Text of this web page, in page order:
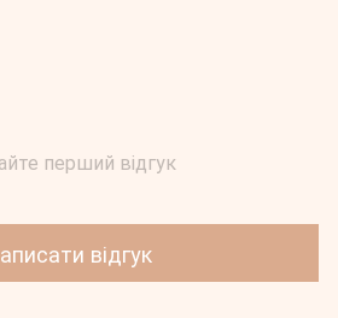
перший відгук
відгук